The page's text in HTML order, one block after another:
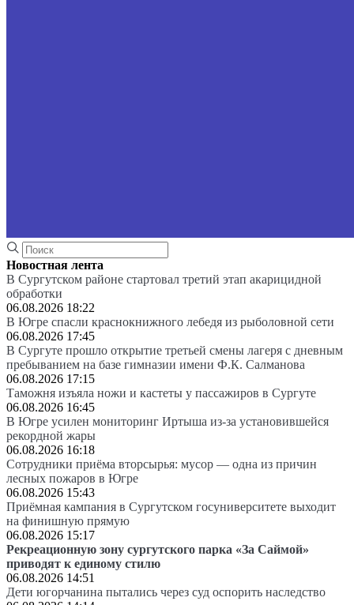
Новостная лента
В Сургутском районе стартовал третий этап акарицидной
обработки
06.08.2026 18:22
В Югре спасли краснокнижного лебедя из рыболовной сети
06.08.2026 17:45
В Сургуте прошло открытие третьей смены лагеря с дневным
пребыванием на базе гимназии имени Ф.К. Салманова
06.08.2026 17:15
Таможня изъяла ножи и кастеты у пассажиров в Сургуте
06.08.2026 16:45
В Югре усилен мониторинг Иртыша из-за установившейся
рекордной жары
06.08.2026 16:18
Сотрудники приёма вторсырья: мусор — одна из причин
лесных пожаров в Югре
06.08.2026 15:43
Приёмная кампания в Сургутском госуниверситете выходит
на финишную прямую
06.08.2026 15:17
Рекреационную зону сургутского парка «За Саймой»
приводят к единому стилю
06.08.2026 14:51
Дети югорчанина пытались через суд оспорить наследство